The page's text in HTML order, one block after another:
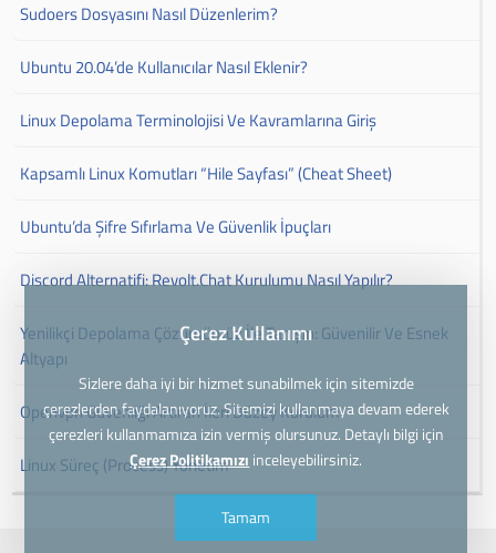
Sudoers Dosyasını Nasıl Düzenlerim?
Ubuntu 20.04’de Kullanıcılar Nasıl Eklenir?
Linux Depolama Terminolojisi Ve Kavramlarına Giriş
Kapsamlı Linux Komutları “Hile Sayfası” (Cheat Sheet)
Ubuntu’da Şifre Sıfırlama Ve Güvenlik İpuçları
Discord Alternatifi: Revolt.Chat Kurulumu Nasıl Yapılır?
Yenilikçi Depolama Çözümümüz İle Tanışın: Güvenilir Ve Esnek
Altyapı
Openvpn Güvenliği Artıran İleri Düzey Kurulum
Linux Süreç (Process) Yönetim
Çerez Kullanımı
Sizlere daha iyi bir hizmet sunabilmek için sitemizde
çerezlerden faydalanıyoruz. Sitemizi kullanmaya devam ederek
çerezleri kullanmamıza izin vermiş olursunuz. Detaylı bilgi için
Çerez Politikamızı inceleyebilirsiniz.
Tamam